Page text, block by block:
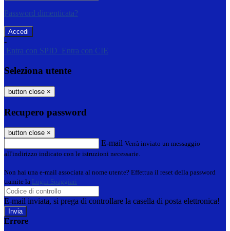
Password dimenticata?
-
Entra con SPID
Entra con CIE
Seleziona utente
button close ×
Recupero password
button close ×
E-mail Verrà inviato un messaggio
all'indirizzo indicato con le istruzioni necessarie.
Non hai una e-mail associata al nome utente? Effettua il reset della password
tramite la Login Spaggiari
E-mail inviata, si prega di controllare la casella di posta elettronica!
Errore